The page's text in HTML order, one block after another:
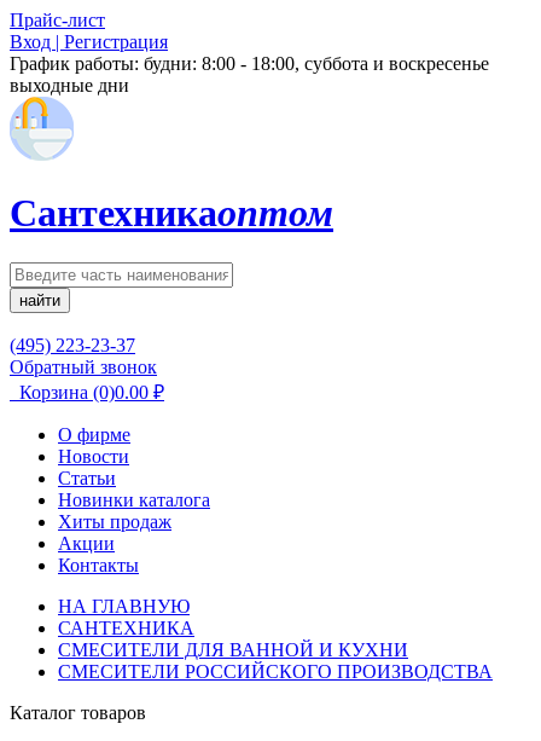
Прайс-лист
Вход | Регистрация
График работы: будни: 8:00 - 18:00, суббота и воскресенье
выходные дни
Сантехникаоптом
найти
(495) 223-23-37
Обратный звонок
Корзина (0)0.00 ₽
О фирме
Новости
Статьи
Новинки каталога
Хиты продаж
Акции
Контакты
НА ГЛАВНУЮ
САНТЕХНИКА
СМЕСИТЕЛИ ДЛЯ ВАННОЙ И КУХНИ
СМЕСИТЕЛИ РОССИЙСКОГО ПРОИЗВОДСТВА
Каталог товаров